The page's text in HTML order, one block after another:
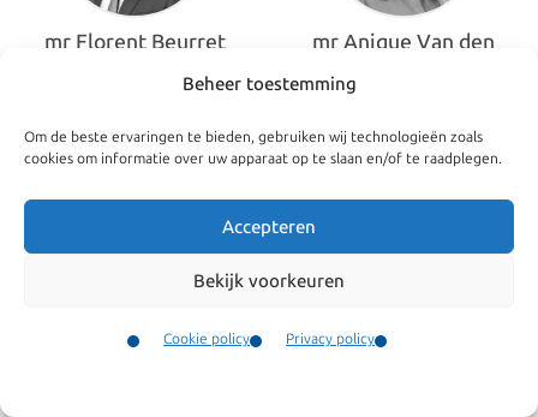
Beheer toestemming
Om de beste ervaringen te bieden, gebruiken wij technologieën zoals
cookies om informatie over uw apparaat op te slaan en/of te raadplegen.
Accepteren
Bekijk voorkeuren
Cookie policy Privacy policy
mr Florent Beurret
mr Anique Van den